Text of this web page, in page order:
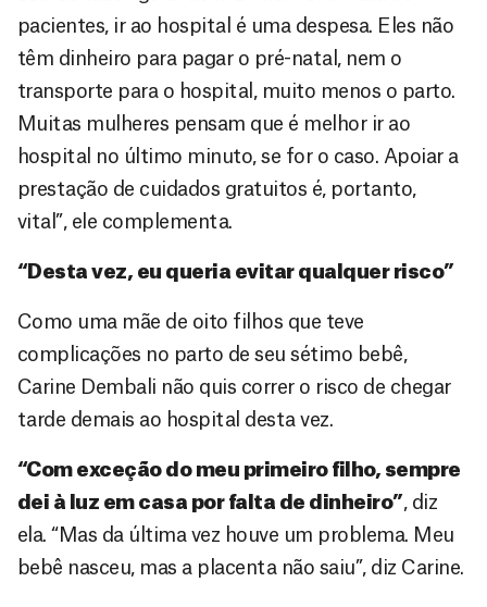
pacientes, ir ao hospital é uma despesa. Eles não
têm dinheiro para pagar o pré-natal, nem o
transporte para o hospital, muito menos o parto.
Muitas mulheres pensam que é melhor ir ao
hospital no último minuto, se for o caso. Apoiar a
prestação de cuidados gratuitos é, portanto,
vital”, ele complementa.
“Desta vez, eu queria evitar qualquer risco”
Como uma mãe de oito filhos que teve
complicações no parto de seu sétimo bebê,
Carine Dembali não quis correr o risco de chegar
tarde demais ao hospital desta vez.
“Com exceção do meu primeiro filho, sempre
dei à luz em casa por falta de dinheiro”, diz
ela. “Mas da última vez houve um problema. Meu
bebê nasceu, mas a placenta não saiu”, diz Carine.